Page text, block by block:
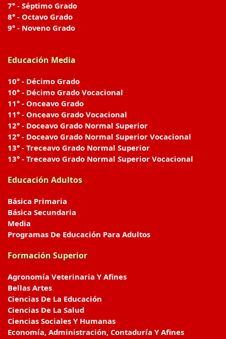
7° - Séptimo Grado
8° - Octavo Grado
9° - Noveno Grado
Educación Media
10° - Décimo Grado
10° - Décimo Grado Vocacional
11° - Onceavo Grado
11° - Onceavo Grado Vocacional
12° - Doceavo Grado Normal Superior
12° - Doceavo Grado Normal Superior Vocacional
13° - Treceavo Grado Normal Superior
13° - Treceavo Grado Normal Superior Vocacional
Educación Adultos
Básica Primaria
Básica Secundaria
Media
Programas De Educación Para Adultos
Formación Superior
Agronomía Veterinaria Y Afines
Bellas Artes
Ciencias De La Educación
Ciencias De La Salud
Ciencias Sociales Y Humanas
Economía, Administración, Contaduría Y Afines